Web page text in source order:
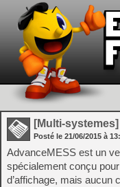
[Multi-systemes]
Posté le 21/06/2015 à
AdvanceMESS est un
spécialement conçu
d’affichage, mais aucun